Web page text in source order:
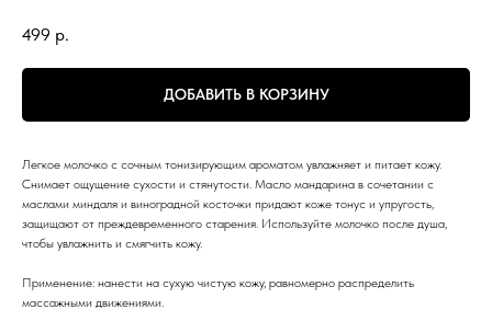
499 р.
ДОБАВИТЬ В КОРЗИНУ
Легкое молочко с сочным тонизирующим ароматом увлажняет и питает кожу.
Снимает ощущение сухости и стянутости. Масло мандарина в сочетании с
маслами миндаля и виноградной косточки придают коже тонус и упругость,
защищают от преждевременного старения. Используйте молочко после душа,
чтобы увлажнить и смягчить кожу.
Применение: нанести на сухую чистую кожу, равномерно распределить
массажными движениями.